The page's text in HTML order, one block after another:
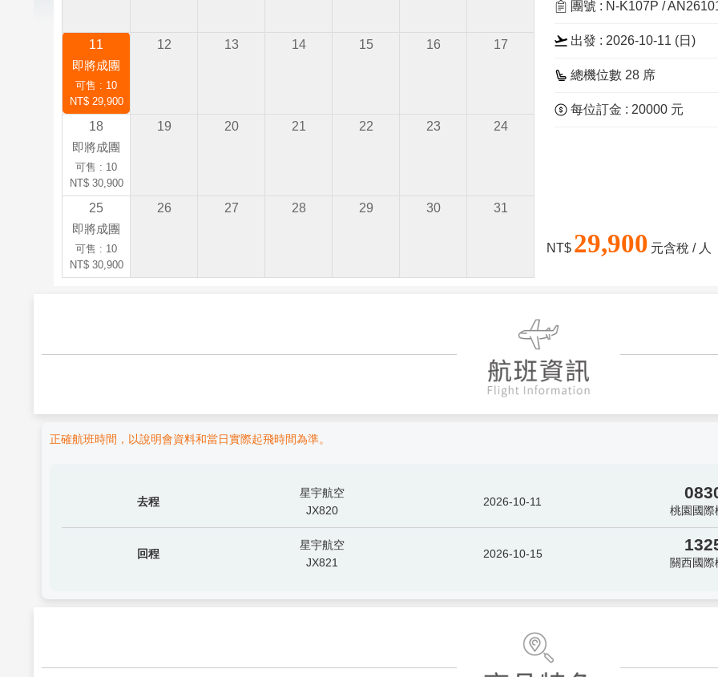
11
即將成團
可售 : 10
NT$ 29,900
12 13 14 15 16 17
18
即將成團
可售 : 10
NT$ 30,900
19 20 21 22 23 24
25
即將成團
可售 : 10
NT$ 30,900
26 27 28 29 30 31
團號 : N-K107P /
出發 : 2026-10-11 (日 )
總機位數 28 席
每位訂金 : 20000 元
NT$ 29,900 元含稅 / 人
正確航班時間，以說明會資料和當日實際起飛時間為準。
去程
星宇航空
JX820
2026-10-11
桃園國際
回程
星宇航空
JX821
2026-10-15
關西國際